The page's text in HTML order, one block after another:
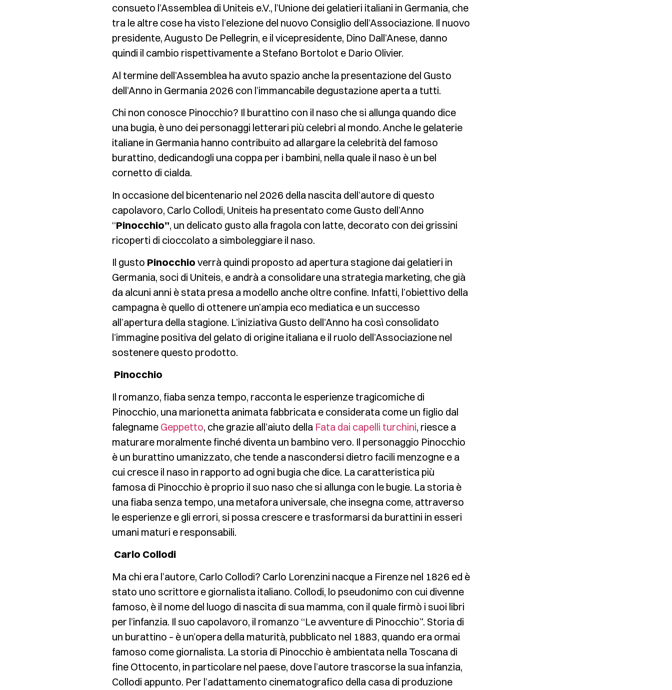
consueto l’Assemblea di Uniteis e.V., l’Unione dei gelatieri italiani in Germania, che
tra le altre cose ha visto l’elezione del nuovo Consiglio dell’Associazione. Il nuovo
presidente, Augusto De Pellegrin, e il vicepresidente, Dino Dall’Anese, danno
quindi il cambio rispettivamente a Stefano Bortolot e Dario Olivier.
Al termine dell’Assemblea ha avuto spazio anche la presentazione del Gusto
dell’Anno in Germania 2026 con l’immancabile degustazione aperta a tutti.
Chi non conosce Pinocchio? Il burattino con il naso che si allunga quando dice
una bugia, è uno dei personaggi letterari più celebri al mondo. Anche le gelaterie
italiane in Germania hanno contribuito ad allargare la celebrità del famoso
burattino, dedicandogli una coppa per i bambini, nella quale il naso è un bel
cornetto di cialda.
In occasione del bicentenario nel 2026 della nascita dell’autore di questo
capolavoro, Carlo Collodi, Uniteis ha presentato come Gusto dell’Anno
“Pinocchio”, un delicato gusto alla fragola con latte, decorato con dei grissini
ricoperti di cioccolato a simboleggiare il naso.
Il gusto Pinocchio verrà quindi proposto ad apertura stagione dai gelatieri in
Germania, soci di Uniteis, e andrà a consolidare una strategia marketing, che già
da alcuni anni è stata presa a modello anche oltre confine. Infatti, l’obiettivo della
campagna è quello di ottenere un’ampia eco mediatica e un successo
all’apertura della stagione. L’iniziativa Gusto dell’Anno ha così consolidato
l’immagine positiva del gelato di origine italiana e il ruolo dell’Associazione nel
sostenere questo prodotto.
Pinocchio
Il romanzo, fiaba senza tempo, racconta le esperienze tragicomiche di
Pinocchio, una marionetta animata fabbricata e considerata come un figlio dal
falegname Geppetto, che grazie all’aiuto della Fata dai capelli turchini, riesce a
maturare moralmente finché diventa un bambino vero. Il personaggio Pinocchio
è un burattino umanizzato, che tende a nascondersi dietro facili menzogne e a
cui cresce il naso in rapporto ad ogni bugia che dice. La caratteristica più
famosa di Pinocchio è proprio il suo naso che si allunga con le bugie. La storia è
una fiaba senza tempo, una metafora universale, che insegna come, attraverso
le esperienze e gli errori, si possa crescere e trasformarsi da burattini in esseri
umani maturi e responsabili.
Carlo Collodi
Ma chi era l’autore, Carlo Collodi? Carlo Lorenzini nacque a Firenze nel 1826 ed è
stato uno scrittore e giornalista italiano. Collodi, lo pseudonimo con cui divenne
famoso, è il nome del luogo di nascita di sua mamma, con il quale firmò i suoi libri
per l’infanzia. Il suo capolavoro, il romanzo “Le avventure di Pinocchio”. Storia di
un burattino – è un’opera della maturità, pubblicato nel 1883, quando era ormai
famoso come giornalista. La storia di Pinocchio è ambientata nella Toscana di
fine Ottocento, in particolare nel paese, dove l’autore trascorse la sua infanzia,
Collodi appunto. Per l’adattamento cinematografico della casa di produzione